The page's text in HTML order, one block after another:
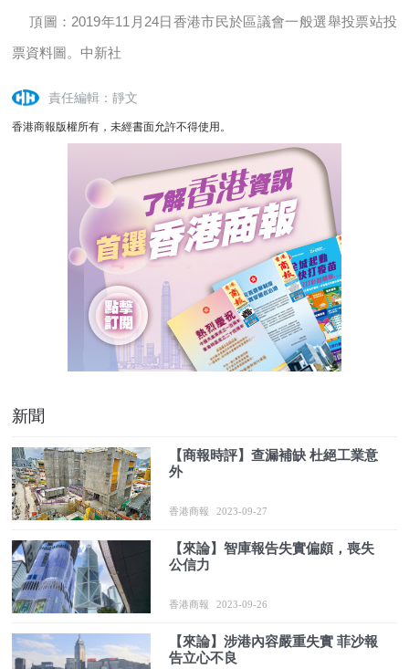
頂圖：2019年11月24日香港市民於區議會一般選舉投票站投
票資料圖。中新社
責任編輯：靜文
香港商報版權所有，未經書面允許不得使用。
新聞
【商報時評】查漏補缺 杜絕工業意
外
香港商報 2023-09-27
【來論】智庫報告失實偏頗，喪失
公信力
香港商報 2023-09-26
【來論】涉港內容嚴重失實 菲沙報
告立心不良